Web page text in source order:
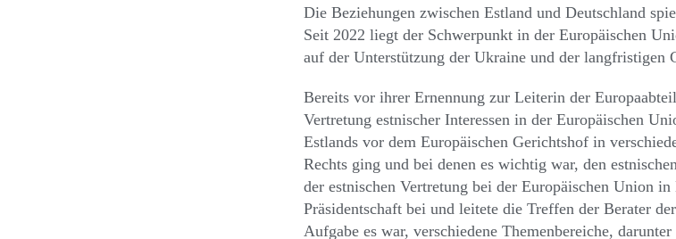
Die Beziehungen zwischen Estland und Deutschland
Seit 2022 liegt der Schwerpunkt in der Europäischen
auf der Unterstützung der Ukraine und der langfristigen
Bereits vor ihrer Ernennung zur Leiterin der
Vertretung estnischer Interessen in der Europäischen
Estlands vor dem Europäischen Gerichtshof in
Rechts ging und bei denen es wichtig war, den
der estnischen Vertretung bei der Europäischen Union
Präsidentschaft bei und leitete die Treffen der Berater
Aufgabe es war, verschiedene Themenbereiche,